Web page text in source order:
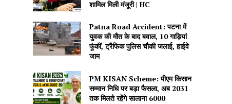
शामिल मिली मंजूरी | HC
Patna Road Accident: पटना में
युवक की मौत के बाद बवाल, 10 गाड़ियां
फूंकीं, ट्रैफिक पुलिस चौकी जलाई, हाईवे
जाम
PM KISAN Scheme: पीएम किसान
सम्मान निधि पर बड़ा फैसला, अब 2031
तक मिलते रहेंगे सालाना ₹6000